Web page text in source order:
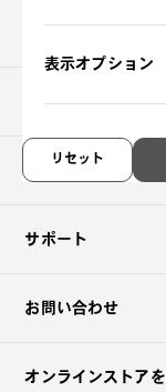
表示オプション
リセット
店舗をさがす
OWNDAYSについて
サポート
お問い合わせ
オンラインストアを